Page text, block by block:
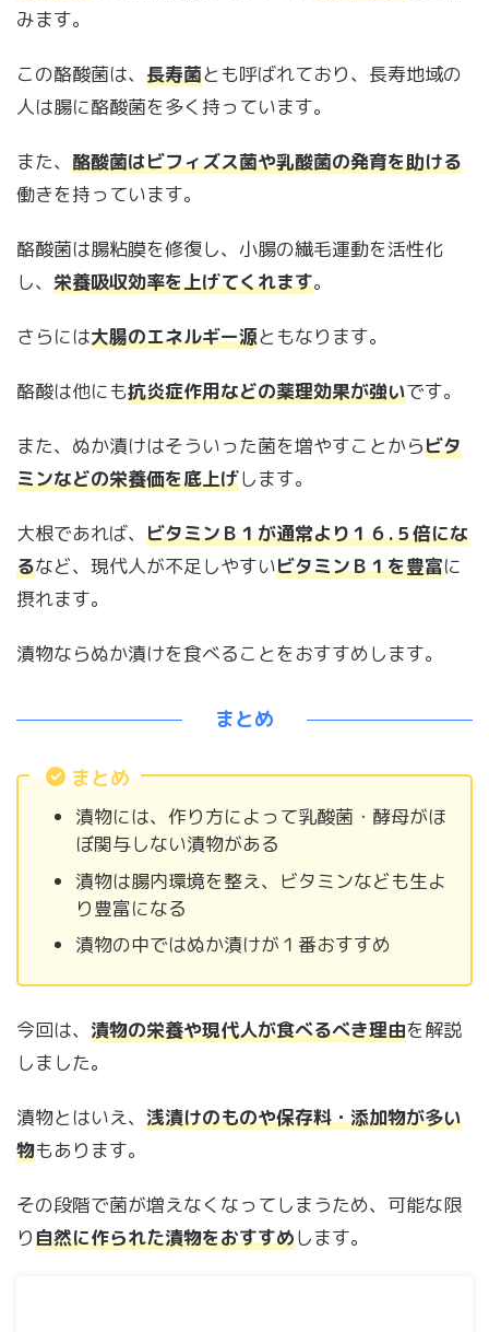
みます。
この酪酸菌は、 長寿菌とも呼ばれており、長寿地域の
人は腸に酪酸菌を多く持っています。
また、 酪酸菌はビフィズス菌や乳酸菌の発育を助ける
働きを持っています。
酪酸菌は腸粘膜を修復し、小腸の繊毛運動を活性化
し、 栄養吸収効率を上げてくれます。
さらには大腸のエネルギー源ともなります。
酪酸は他にも抗炎症作用などの薬理効果が強いです。
また、ぬか漬けはそういった菌を増やすことからビタ
ミンなどの栄養価を底上げします。
大根であれば、 ビタミンＢ１が通常より１６.５倍にな
るなど、現代人が不足しやすいビタミンＢ１を豊富に
摂れます。
漬物ならぬか漬けを食べることをおすすめします。
まとめ
まとめ
漬物には、作り方によって乳酸菌・酵母がほ
ぼ関与しない漬物がある
漬物は腸内環境を整え、ビタミンなども生よ
り豊富になる
漬物の中ではぬか漬けが１番おすすめ
今回は、 漬物の栄養や現代人が食べるべき理由を解説
しました。
漬物とはいえ、 浅漬けのものや保存料・添加物が多い
物もあります。
その段階で菌が増えなくなってしまうため、可能な限
り自然に作られた漬物をおすすめします。